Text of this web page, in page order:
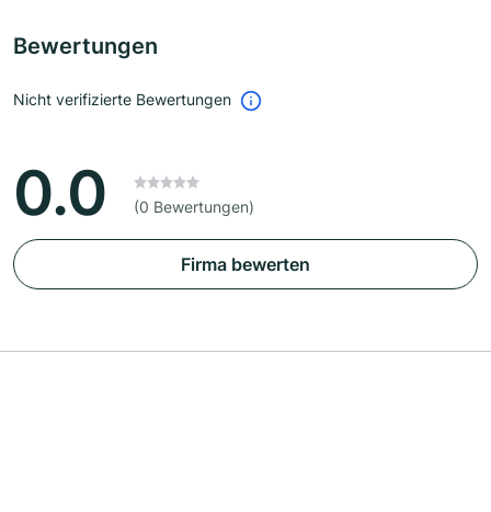
Bewertungen
Nicht verifizierte Bewertungen
0.0 (0 Bewertungen)
Firma bewerten